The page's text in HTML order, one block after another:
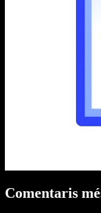
Comentaris